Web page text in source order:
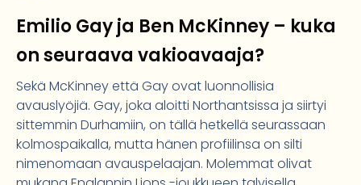
Emilio Gay ja Ben McKinney – kuka
on seuraava vakioavaaja?
Sekä McKinney että Gay ovat luonnollisia
avauslyöjiä. Gay, joka aloitti Northantsissa ja siirtyi
sittemmin Durhamiin, on tällä hetkellä seurassaan
kolmospaikalla, mutta hänen profiilinsa on silti
nimenomaan avauspelaajan. Molemmat olivat